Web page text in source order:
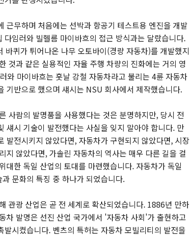
근무하며 처음에는 선박과 항공기 테스트용 엔진을 개발
임러와 빌헬름 마이바흐의 접근 방식과는 달랐습니다.
퀴가 튀어나온 나무 오토바이(경량 자동차)를 개발했지
것과 같은 실용적인 자율 주행 차량의 진화에는 거의 영
와 마이바흐는 훗날 강철 자동차라고 불리는 4륜 자동차
기반으로 했으며 섀시는 NSU 회사에서 제작했습니다.
사람의 발명품을 사용했다는 것은 분명하지만, 당시 전
섀시 기술이 발전했다는 사실을 잊지 말아야 합니다. 만
발전시키지 않았다면, 자동차가 구현되지 않았다면, 시장
지 않았다면, 가솔린 자동차의 역사는 매우 다른 길을 걸
대한 독일 산업의 토대를 마련했습니다. 자동차가 독일
문화의 특징 중 하나가 되었습니다.
관광 산업은 곧 전 세계로 확산되었습니다. 1886년 만하
차 발명은 선진 산업 국가에서 '자동차 사회'가 출현하고
시켰습니다. 벤츠의 특허는 자동차 모빌리티의 발전을